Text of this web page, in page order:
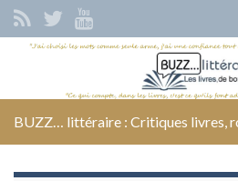
Search for:
BUZZ… littéraire : Critiques livres,